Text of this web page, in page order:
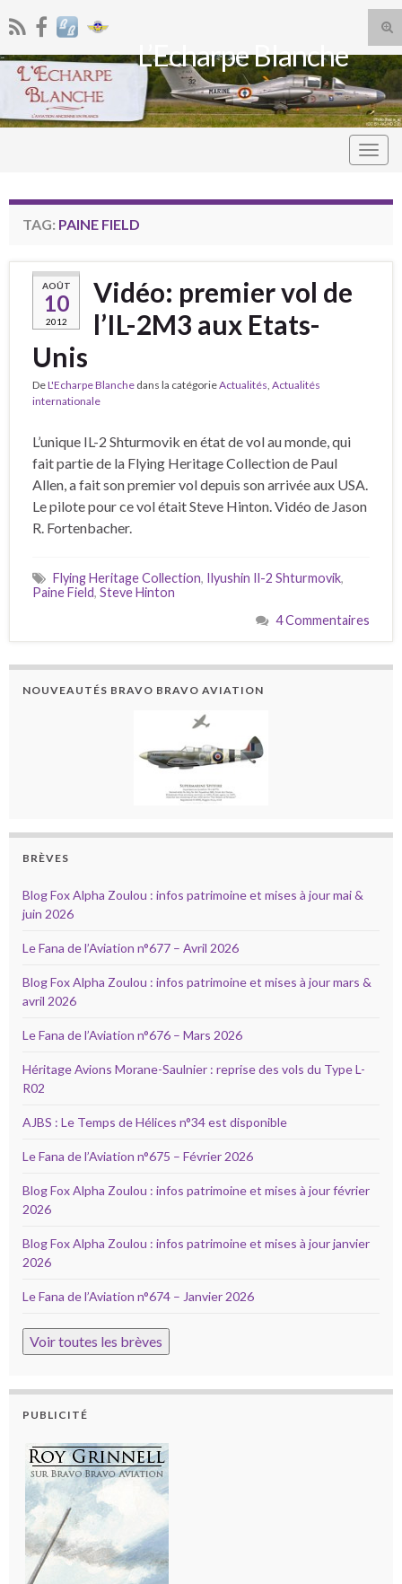
Search for:L’Echarpe Blanche
TAG: PAINE FIELD
AOÛT
10
2012
Vidéo: premier vol de
l’IL-2M3 aux Etats-
Unis
DeL'Echarpe Blanche dans la catégorieActualités Actualités
internationale
L’unique IL-2 Shturmovik en état de vol au monde, qui
fait partie de la Flying Heritage Collection de Paul
Allen, a fait son premier vol depuis son arrivée aux USA.
Le pilote pour ce vol était Steve Hinton. Vidéo de Jason
R. Fortenbacher.
Flying Heritage Collection, Ilyushin Il-2 Shturmovik,
Paine Field, Steve Hinton
4 Commentaires
NOUVEAUTÉS BRAVO BRAVO AVIATION
BRÈVES
Blog Fox Alpha Zoulou : infos patrimoine et mises à jour mai &
juin 2026
Le Fana de l’Aviation n°677 – Avril 2026
Blog Fox Alpha Zoulou : infos patrimoine et mises à jour mars &
avril 2026
Le Fana de l’Aviation n°676 – Mars 2026
Héritage Avions Morane-Saulnier : reprise des vols du Type L-
R02
AJBS : Le Temps de Hélices n°34 est disponible
Le Fana de l’Aviation n°675 – Février 2026
Blog Fox Alpha Zoulou : infos patrimoine et mises à jour février
2026
Blog Fox Alpha Zoulou : infos patrimoine et mises à jour janvier
2026
Le Fana de l’Aviation n°674 – Janvier 2026
Voir toutes les brèves
PUBLICITÉ